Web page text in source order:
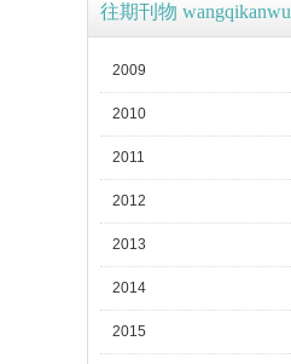
往期刊物 wangqikanwu
2009
2010
2011
2012
2013
2014
2015